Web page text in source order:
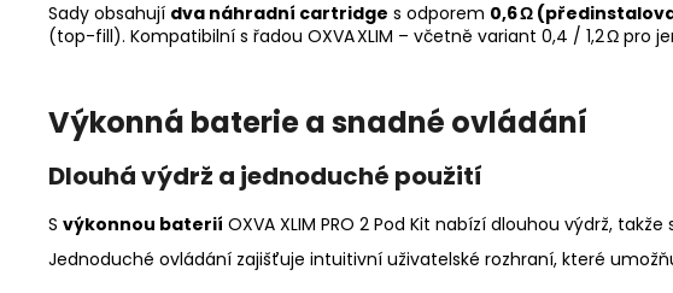
Sady obsahují dva náhradní cartridge s odporem 0,6 Ω
(top-fill). Kompatibilní s řadou OXVA XLIM – včetně variant 0,4 / 1,2 Ω pro
Výkonná baterie a snadné ovládání
Dlouhá výdrž a jednoduché použití
S výkonnou baterií OXVA XLIM PRO 2 Pod Kit nabízí dlouhou výdrž,
Jednoduché ovládání zajišťuje intuitivní uživatelské rozhraní, které